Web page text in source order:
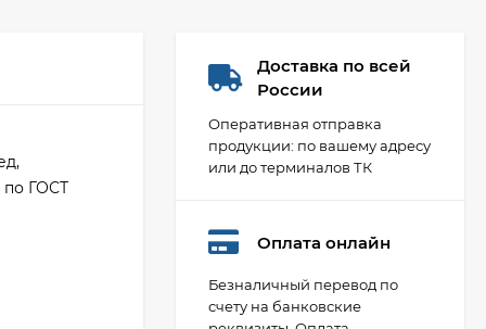
по ГОСТ
Доставка по всей
России
Оперативная отправка
продукции: по вашему адресу
или до терминалов ТК
Оплата онлайн
Безналичный перевод по
счету на банковские